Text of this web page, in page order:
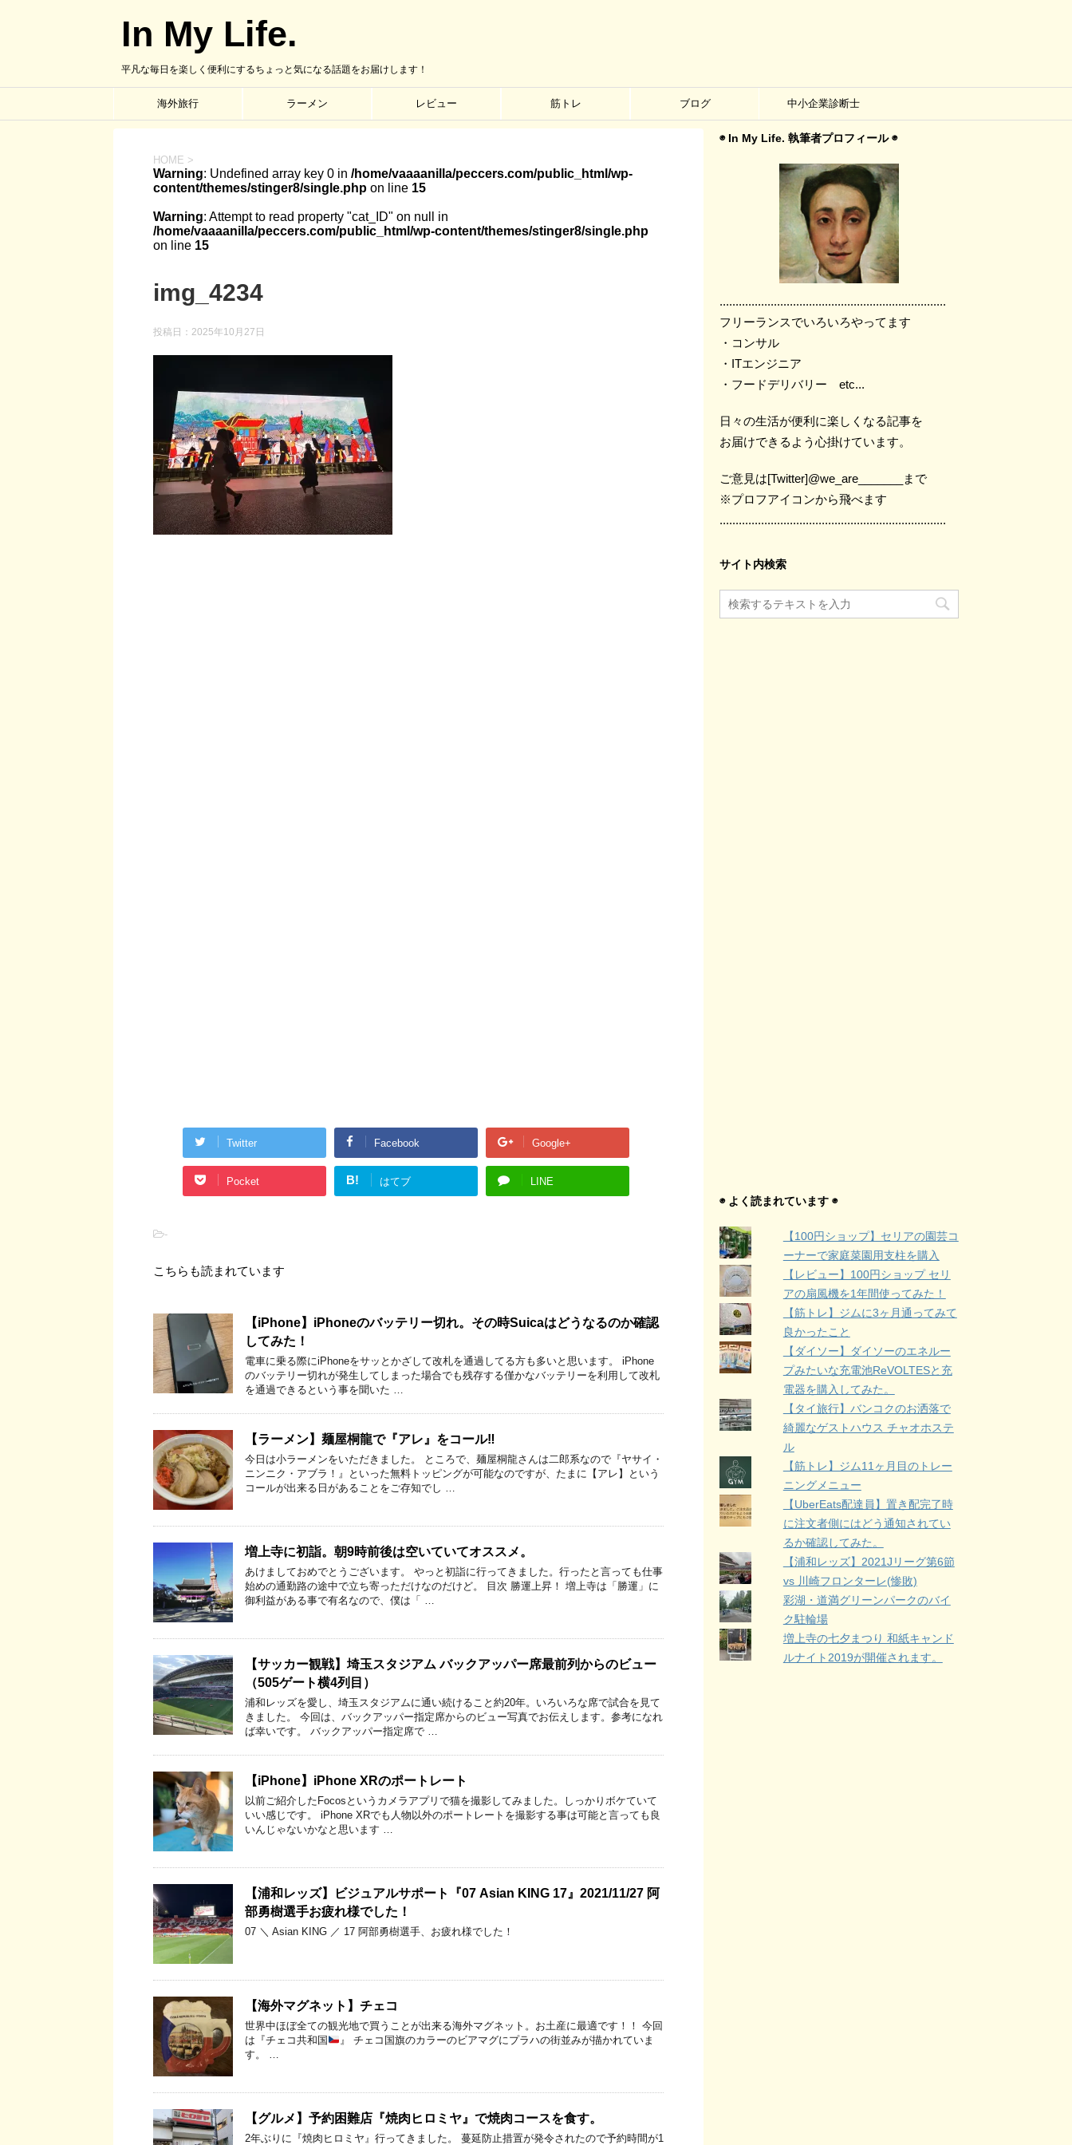
In My Life.
平凡な毎日を楽しく便利にするちょっと気になる話題をお届けします！
海外旅行 ラーメン レビュー 筋トレ ブログ 中小企業診断士
HOME >
Warning: Undefined array key 0 in /home/vaaaanilla/peccers.com/public_html/wp-
content/themes/stinger8/single.php on line 15
Warning: Attempt to read property "cat_ID" on null in
/home/vaaaanilla/peccers.com/public_html/wp-content/themes/stinger8/single.php
on line 15
img_4234
投稿日： 2025年10月27日
Twitter Facebook Google+
Pocket B! はてブ LINE
-
こちらも読まれています
【iPhone】iPhoneのバッテリー切れ。その時Suicaはどうなるのか確認
してみた！
電車に乗る際にiPhoneをサッとかざして改札を通過してる方も多いと思います。 iPhone
のバッテリー切れが発生してしまった場合でも残存する僅かなバッテリーを利用して改札
を通過できるという事を聞いた …
【ラーメン】麺屋桐龍で『アレ』をコール‼︎
今日は小ラーメンをいただきました。 ところで、麺屋桐龍さんは二郎系なので『ヤサイ・
ニンニク・アブラ！』といった無料トッピングが可能なのですが、たまに【アレ】という
コールが出来る日があることをご存知でし …
増上寺に初詣。朝9時前後は空いていてオススメ。
あけましておめでとうございます。 やっと初詣に行ってきました。行ったと言っても仕事
始めの通勤路の途中で立ち寄っただけなのだけど。 目次 勝運上昇！ 増上寺は「勝運」に
御利益がある事で有名なので、僕は「 …
【サッカー観戦】埼玉スタジアム バックアッパー席最前列からのビュー
（505ゲート横4列目）
浦和レッズを愛し、埼玉スタジアムに通い続けること約20年。いろいろな席で試合を見て
きました。 今回は、バックアッパー指定席からのビュー写真でお伝えします。参考になれ
ば幸いです。 バックアッパー指定席で …
【iPhone】iPhone XRのポートレート
以前ご紹介したFocosというカメラアプリで猫を撮影してみました。しっかりボケていて
いい感じです。 iPhone XRでも人物以外のポートレートを撮影する事は可能と言っても良
いんじゃないかなと思います …
【浦和レッズ】ビジュアルサポート『07 Asian KING 17』2021/11/27 阿
部勇樹選手お疲れ様でした！
07 ＼ Asian KING ／ 17 阿部勇樹選手、お疲れ様でした！
【海外マグネット】チェコ
世界中ほぼ全ての観光地で買うことが出来る海外マグネット。お土産に最適です！！ 今回
は『チェコ共和国
』 チェコ国旗のカラーのビアマグにプラハの街並みが描かれていま
す。 …
【グルメ】予約困難店『焼肉ヒロミヤ』で焼肉コースを食す。
2年ぶりに『焼肉ヒロミヤ』行ってきました。 蔓延防止措置が発令されたので予約時間が1
◉ In My Life. 執筆者プロフィール ◉
.......................................................................
フリーランスでいろいろやってます
・コンサル
・ITエンジニア
・フードデリバリー etc...
日々の生活が便利に楽しくなる記事を
お届けできるよう心掛けています。
ご意見は[Twitter]@we_are_______まで
※プロフアイコンから飛べます
.......................................................................
サイト内検索
◉ よく読まれています ◉
【100円ショップ】セリアの園芸コ
ーナーで家庭菜園用支柱を購入
【レビュー】100円ショップ セリ
アの扇風機を1年間使ってみた！
【筋トレ】ジムに3ヶ月通ってみて
良かったこと
【ダイソー】ダイソーのエネルー
プみたいな充電池ReVOLTESと充
電器を購入してみた。
【タイ旅行】バンコクのお洒落で
綺麗なゲストハウス チャオホステ
ル
【筋トレ】ジム11ヶ月目のトレー
ニングメニュー
【UberEats配達員】置き配完了時
に注文者側にはどう通知されてい
るか確認してみた。
【浦和レッズ】2021Jリーグ第6節
vs 川崎フロンターレ(惨敗)
彩湖・道満グリーンパークのバイ
ク駐輪場
増上寺の七夕まつり 和紙キャンド
ルナイト2019が開催されます。